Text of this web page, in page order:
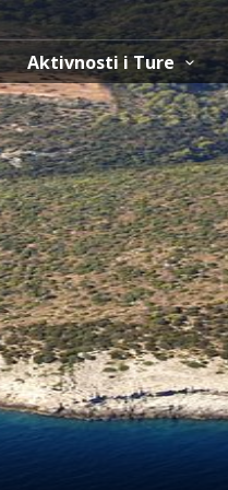
Aktivnosti i Ture